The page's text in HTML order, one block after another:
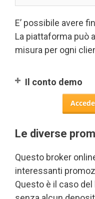
E’ possibile avere
La piattaforma può
misura per ogni
Il conto demo
Le diverse
Questo broker
interessanti
Questo è il caso